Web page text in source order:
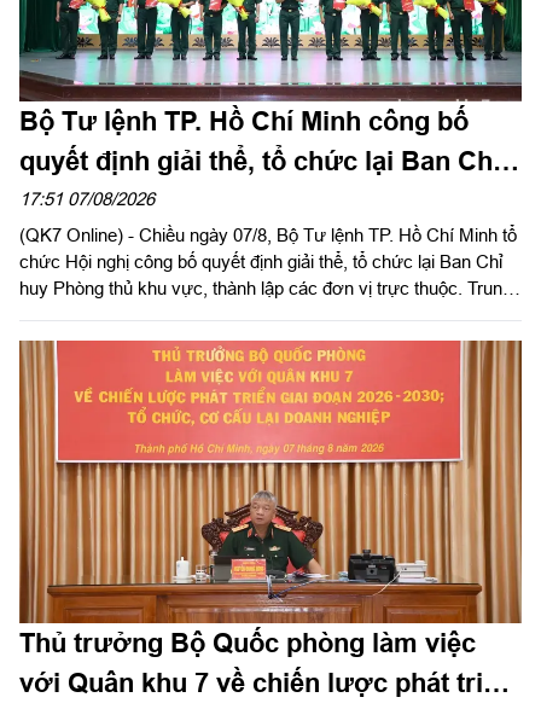
Bộ Tư lệnh TP. Hồ Chí Minh công bố
quyết định giải thể, tổ chức lại Ban Chỉ
huy PTKV, thành lập các đơn vị trực
thuộc
17:51 07/08/2026
(QK7 Online) - Chiều ngày 07/8, Bộ Tư lệnh TP. Hồ Chí Minh tổ
chức Hội nghị công bố quyết định giải thể, tổ chức lại Ban Chỉ
huy Phòng thủ khu vực, thành lập các đơn vị trực thuộc. Trung
Ủy viên Quân ủy Trung ương, Phó Bí thư Đảng ủy, Tư lệnh
Quân khu dự, chỉ đạo hội nghị. Thiếu tướng Vũ Văn Điền, Ủy
viên Ban Thường vụ Thành ủy, Tư lệnh Bộ Tư lệnh TP. Hồ Chí
Minh chủ trì hội nghị.
Thủ trưởng Bộ Quốc phòng làm việc
với Quân khu 7 về chiến lược phát triển